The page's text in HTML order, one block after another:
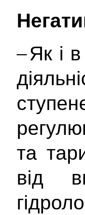
– Як і
та
від